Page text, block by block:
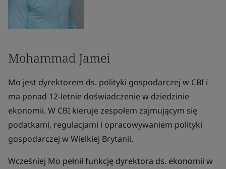
Mohammad Jamei
Mo jest dyrektorem ds. polityki gospodarczej w CBI i
ma ponad 12-letnie doświadczenie w dziedzinie
ekonomii. W CBI kieruje zespołem zajmującym się
podatkami, regulacjami i opracowywaniem polityki
gospodarczej w Wielkiej Brytanii.
Wcześniej Mo pełnił funkcję dyrektora ds. ekonomii w